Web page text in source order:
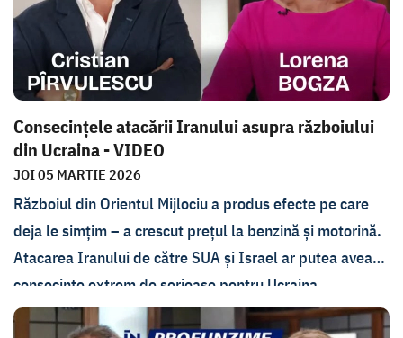
pentru a preveni violența?
Consecințele atacării Iranului asupra războiului
din Ucraina - VIDEO
JOI 05 MARTIE 2026
Războiul din Orientul Mijlociu a produs efecte pe care
deja le simțim – a crescut prețul la benzină și motorină.
Atacarea Iranului de către SUA și Israel ar putea avea
consecințe extrem de serioase pentru Ucraina,
dependentă de armamentul și sistemele de apărare